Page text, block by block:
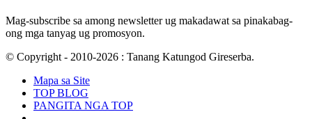
Mag-subscribe sa among newsletter ug makadawat sa pinakabag-
ong mga tanyag ug promosyon.
© Copyright - 2010-2026 : Tanang Katungod Gireserba.
Mapa sa Site
TOP BLOG
PANGITA NGA TOP